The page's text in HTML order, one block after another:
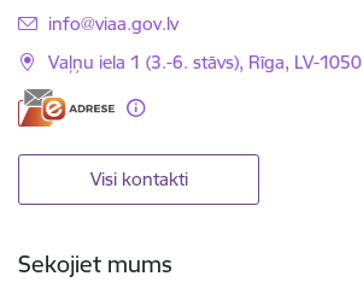
E-pasts:
info@viaa.gov.lv
Vaļņu iela 1 (3.-6. stāvs), Rīga, LV-1050
Visi kontakti
Sekojiet mums